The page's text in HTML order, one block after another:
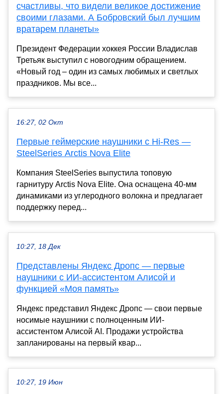
счастливы, что видели великое достижение
своими глазами. А Бобровский был лучшим
вратарем планеты»
Президент Федерации хоккея России Владислав
Третьяк выступил с новогодним обращением.
«Новый год – один из самых любимых и светлых
праздников. Мы все...
16:27, 02 Окт
Первые геймерские наушники с Hi-Res —
SteelSeries Arctis Nova Elite
Компания SteelSeries выпустила топовую
гарнитуру Arctis Nova Elite. Она оснащена 40-мм
динамиками из углеродного волокна и предлагает
поддержку перед...
10:27, 18 Дек
Представлены Яндекс Дропс — первые
наушники с ИИ-ассистентом Алисой и
функцией «Моя память»
Яндекс представил Яндекс Дропс — свои первые
носимые наушники с полноценным ИИ-
ассистентом Алисой AI. Продажи устройства
запланированы на первый квар...
10:27, 19 Июн